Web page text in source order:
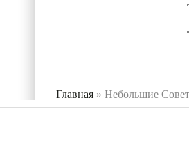
Вы здесь
Главная »Небольшие